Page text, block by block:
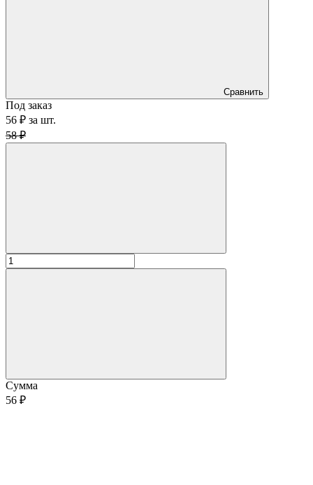
Сравнить
Под заказ
56 ₽ за шт.
58 ₽
Сумма
56 ₽